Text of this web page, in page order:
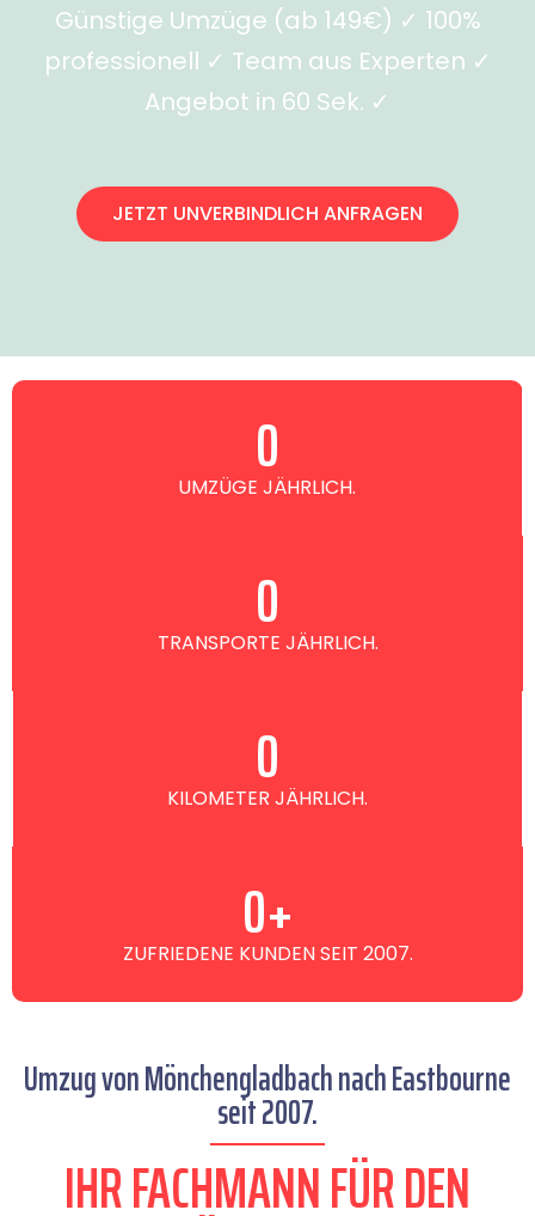
Günstige Umzüge (ab 149€) ✓ 100%
professionell ✓ Team aus Experten ✓
Angebot in 60 Sek. ✓
JETZT UNVERBINDLICH ANFRAGEN
UMZÜGE JÄHRLICH.
0
TRANSPORTE JÄHRLICH.
0
KILOMETER JÄHRLICH.
0
ZUFRIEDENE KUNDEN SEIT 2007.
0+
Umzug von Mönchengladbach nach Eastbourne
seit 2007.
IHR FACHMANN FÜR DEN